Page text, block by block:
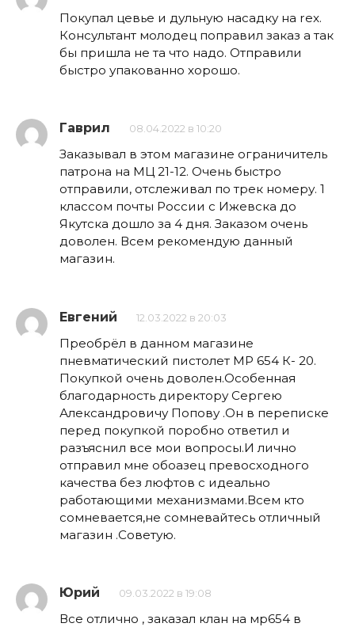
Покупал цевье и дульную насадку на rex.
Консультант молодец поправил заказ а так
бы пришла не та что надо. Отправили
быстро упакованно хорошо.
Гаврил 08.04.2022 в 10:20
Заказывал в этом магазине ограничитель
патрона на МЦ 21-12. Очень быстро
отправили, отслеживал по трек номеру. 1
классом почты России с Ижевска до
Якутска дошло за 4 дня. Заказом очень
доволен. Всем рекомендую данный
магазин.
Евгений 12.03.2022 в 20:03
Преобрёл в данном магазине
пневматический пистолет МР 654 К- 20.
Покупкой очень доволен.Особенная
благодарность директору Сергею
Александровичу Попову .Он в переписке
перед покупкой поробно ответил и
разъяснил все мои вопросы.И лично
отправил мне обоазец превосходного
качества без люфтов с идеально
работающими механизмами.Всем кто
сомневается,не сомневайтесь отличный
магазин .Советую.
Юрий 09.03.2022 в 19:08
Все отлично , заказал клан на мр654 в